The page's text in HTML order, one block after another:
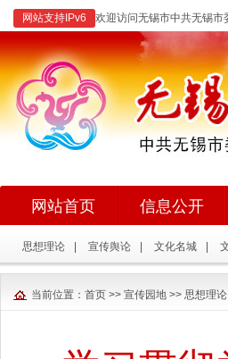
网站支持IPv6 欢迎访问无锡市中共无锡
网站首页 信息公开
思想理论 宣传舆论 文化名城
当前位置： 首页 >> 宣传园地 >> 思想理论